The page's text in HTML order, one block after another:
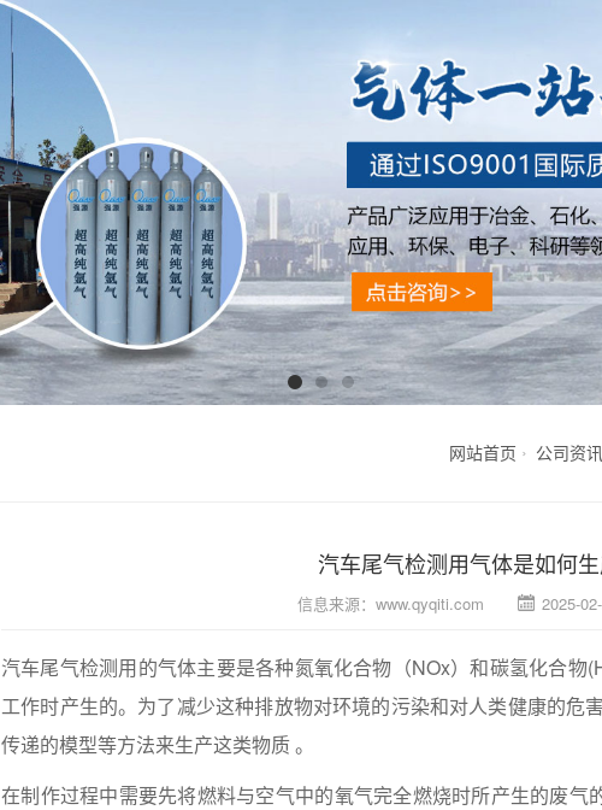
网站首页 公司资讯
汽车尾气检测用气体是如何生
信息来源： www.qyqiti.com 2025-
汽车尾气检测用的气体主要是各种氮氧化合物（NOx）和碳氢化合物
工作时产生的。为了减少这种排放物对环境的污染和对人类健康的危
传递的模型等方法来生产这类物质 。
在制作过程中需要先将燃料与空气中的氧气完全燃烧时所产生的废